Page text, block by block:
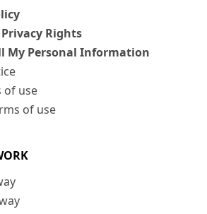
Rights
My Personal Information
of use
of use